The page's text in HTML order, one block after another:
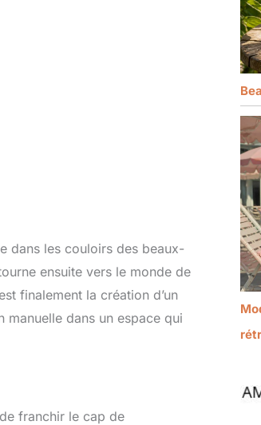
dans les couloirs des beaux-
ensuite vers le monde de
finalement la création d’un
dans un espace qui
franchir le cap de